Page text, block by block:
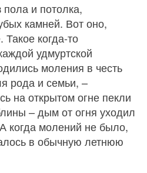
и потолка,
камней. Вот оно,
когда‑то
удмуртской
моления в честь
рода и семьи, –
на открытом огне пекли
– дым от огня уходил
когда молений не было,
в обычную летнюю